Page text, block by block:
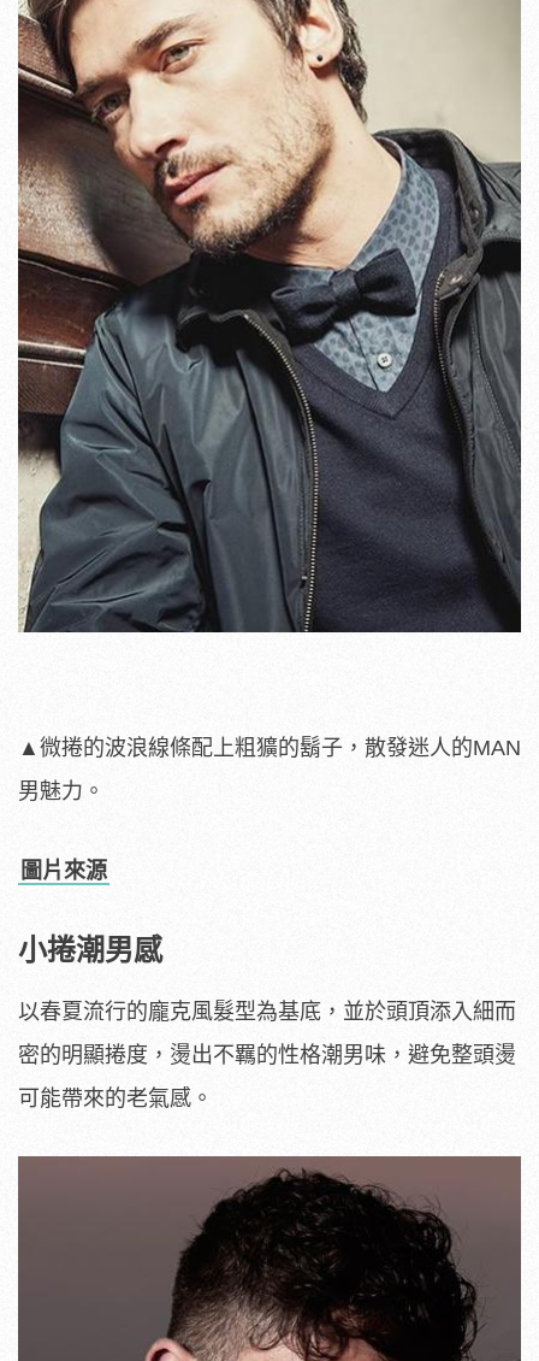
▲微捲的波浪線條配上粗獷的鬍子，散發迷人的MAN
男魅力。
圖片來源
小捲潮男感
以春夏流行的龐克風髮型為基底，並於頭頂添入細而
密的明顯捲度，燙出不羈的性格潮男味，避免整頭燙
可能帶來的老氣感。